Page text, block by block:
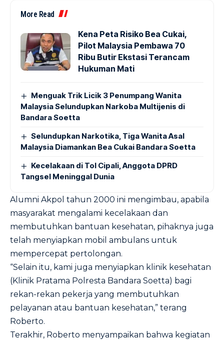
More Read
Kena Peta Risiko Bea Cukai,
Pilot Malaysia Pembawa 70
Ribu Butir Ekstasi Terancam
Hukuman Mati
Menguak Trik Licik 3 Penumpang Wanita
Malaysia Selundupkan Narkoba Multijenis di
Bandara Soetta
Selundupkan Narkotika, Tiga Wanita Asal
Malaysia Diamankan Bea Cukai Bandara Soetta
Kecelakaan di Tol Cipali, Anggota DPRD
Tangsel Meninggal Dunia
Alumni Akpol tahun 2000 ini mengimbau, apabila
masyarakat mengalami kecelakaan dan
membutuhkan bantuan kesehatan, pihaknya juga
telah menyiapkan mobil ambulans untuk
mempercepat pertolongan.
“Selain itu, kami juga menyiapkan klinik kesehatan
(Klinik Pratama Polresta Bandara Soetta) bagi
rekan-rekan pekerja yang membutuhkan
pelayanan atau bantuan kesehatan,” terang
Roberto.
Terakhir, Roberto menyampaikan bahwa kegiatan